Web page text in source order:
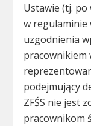
Ustawie (tj.
w regulaminie
uzgodnienia
pracownikiem
podejmujący
ZFŚS nie jest
pracownikom